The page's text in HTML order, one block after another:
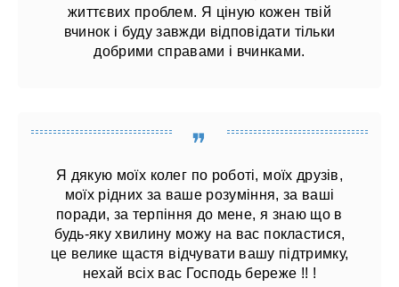
життєвих проблем. Я ціную кожен твій
вчинок і буду завжди відповідати тільки
добрими справами і вчинками.
Я дякую моїх колег по роботі, моїх друзів,
моїх рідних за ваше розуміння, за ваші
поради, за терпіння до мене, я знаю що в
будь-яку хвилину можу на вас покластися,
це велике щастя відчувати вашу підтримку,
нехай всіх вас Господь береже !! !